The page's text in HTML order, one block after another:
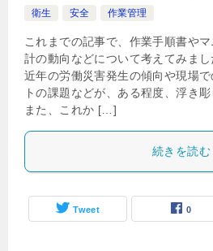
衛生 安全 作業管理
これまでの記事で、作業手順書や
計の動向などについて考えてみまし
近年の労働災害発生の傾向や現場
トの課題などが、ある程度、浮き
また、これか […]
続きを読む
Tweet 0